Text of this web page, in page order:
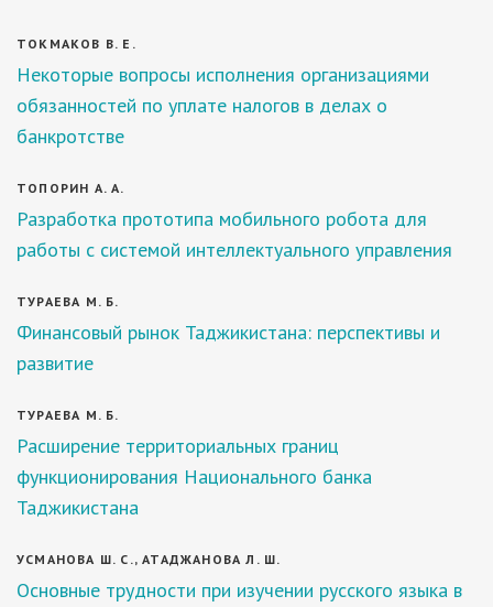
ТОКМАКОВ В. Е.
Некоторые вопросы исполнения организациями
обязанностей по уплате налогов в делах о
банкротстве
ТОПОРИН А. А.
Разработка прототипа мобильного робота для
работы с системой интеллектуального управления
ТУРАЕВА М. Б.
Финансовый рынок Таджикистана: перспективы и
развитие
ТУРАЕВА М. Б.
Расширение территориальных границ
функционирования Национального банка
Таджикистана
УСМАНОВА Ш. С., АТАДЖАНОВА Л. Ш.
Основные трудности при изучении русского языка в